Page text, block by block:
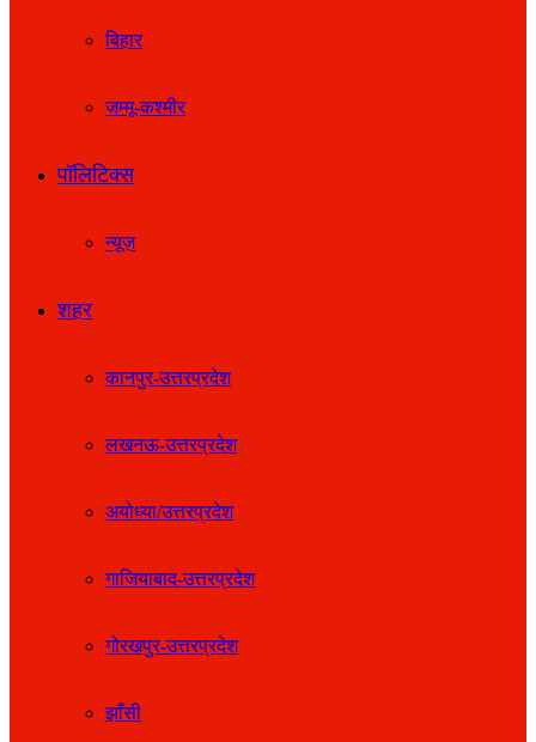
बिहार
जम्मू-कश्मीर
पॉलिटिक्स
न्यूज़
शहर
कानपुर-उत्तरप्रदेश
लखनऊ-उत्तरप्रदेश
अयोध्या/उत्तरप्रदेश
गाजियाबाद-उत्तरप्रदेश
गोरखपुर-उत्तरप्रदेश
झाँसी